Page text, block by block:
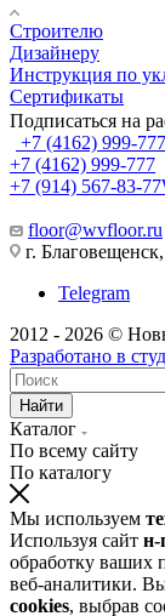
Строителю
Дизайнеру
Инструкция по
Сертификаты
Подписаться на
+7 (4162) 999-777
+7 (4162) 999-777
+7 (914) 567-83-77
floor@wvfloor.ru
г.
Telegram
2012 - 2026 ©
Разработано в
Найти
Каталог
По всему сайту
По каталогу
Мы используем
Используя сайт н-
обработку ваших
веб-аналитики.
cookies, выбрав